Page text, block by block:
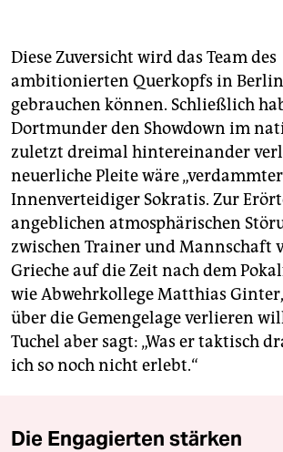
Diese Zuversicht wird das Team des
ambitionierten Querkopfs in
gebrauchen können. Schließlich
Dortmunder den Showdown im
zuletzt dreimal hintereinander
neuerliche Pleite wäre
Innenverteidiger Sokratis. Zur
angeblichen atmosphärischen
zwischen Trainer und Mannschaft
Grieche auf die Zeit nach dem
wie Abwehrkollege Matthias
über die Gemengelage verlieren
Tuchel aber sagt: „Was er taktisch
ich so noch nicht erlebt.“
Die Engagierten stärken